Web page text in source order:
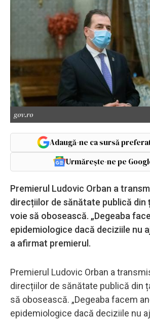
gov.ro
Adaugă-ne ca sursă
Urmărește-ne pe
Premierul Ludovic Orban a
direcțiilor de sănătate publică din
voie să obosească. „Degeaba
epidemiologice dacă deciziile nu
a afirmat premierul.
Premierul Ludovic Orban a
direcțiilor de sănătate publică din
să obosească. „Degeaba facem
epidemiologice dacă deciziile nu